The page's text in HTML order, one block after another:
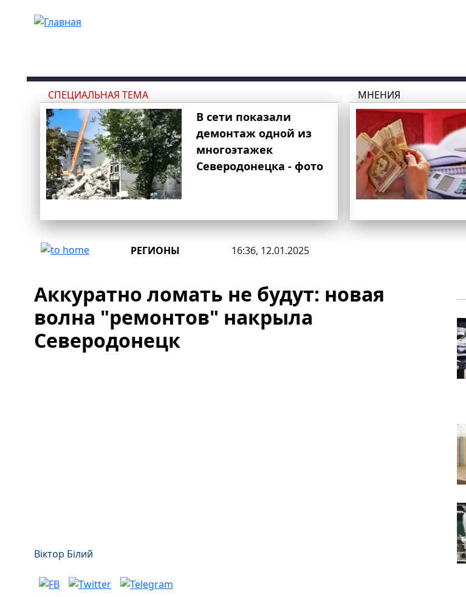
СПЕЦИАЛЬНАЯ ТЕМА
В сети показали
демонтаж одной из
многоэтажек
Северодонецка - фото
МНЕНИЯ
РЕГИОНЫ 16:36, 12.01.2025
Аккуратно ломать не будут: новая
волна "ремонтов" накрыла
Северодонецк
Віктор Білий